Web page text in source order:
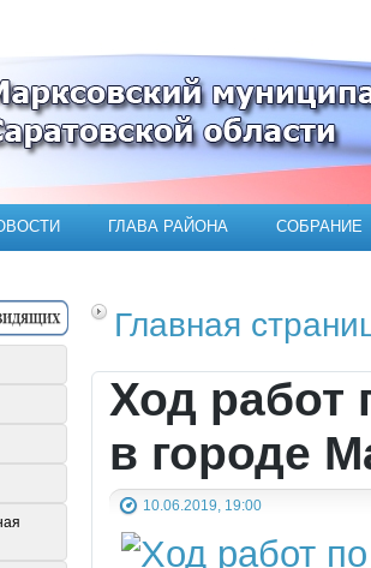
сайт Марксовского
ГЛАВА РАЙОНА СОБРАНИЕ
Главная
Ход работ
в городе
10.06.2019, 19:00